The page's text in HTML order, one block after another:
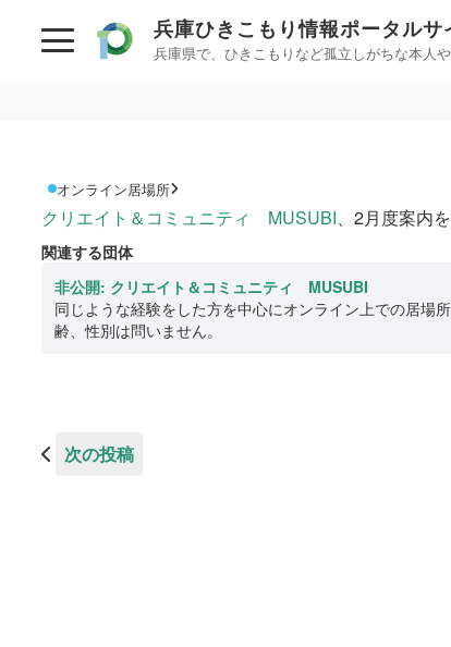
兵庫ひきこもり情報ポータルサ
兵庫県で、ひきこもりなど孤立しがちな本人
兵庫県ひきこもり総合支援センター
ひきこもり当事者のためのQ&A集
サイトについて
情報が必要な方へ
民間の支援団体（県ネットワーク加入団体）
兵
オンライン居場所
クリエイト＆コミュニティ MUSUBI 、2月度案内
関連する団体
非公開: クリエイト＆コミュニティ MUSUBI
同じような経験をした方を中心にオンライン上での居場
齢、性別は問いません。
次の投稿